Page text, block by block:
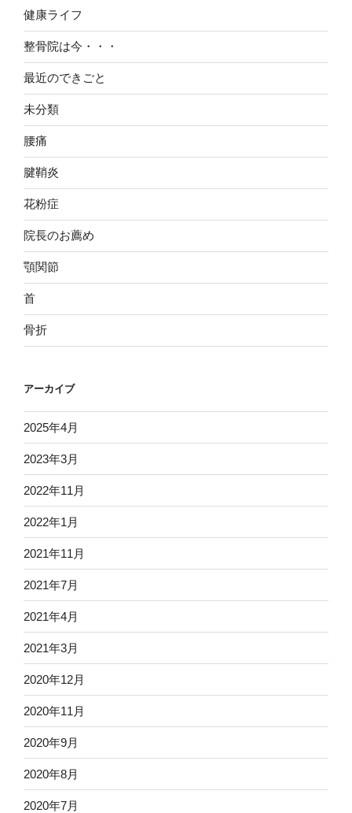
健康ライフ
整骨院は今・・・
最近のできごと
未分類
腰痛
腱鞘炎
花粉症
院長のお薦め
顎関節
首
骨折
アーカイブ
2025年4月
2023年3月
2022年11月
2022年1月
2021年11月
2021年7月
2021年4月
2021年3月
2020年12月
2020年11月
2020年9月
2020年8月
2020年7月